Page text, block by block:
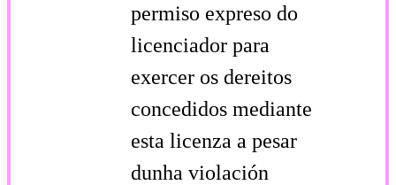
permiso expreso do
licenciador para
exercer os dereitos
concedidos mediante
esta licenza a pesar
dunha violación